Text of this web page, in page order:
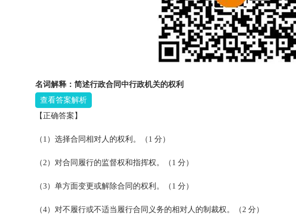
名词解释：简述行政合同中行政机关的权利
查看答案解析
【正确答案】
（1）选择合同相对人的权利。（1 分）
（2）对合同履行的监督权和指挥权。（1 分）
（3）单方面变更或解除合同的权利。（1 分）
（4）对不履行或不适当履行合同义务的相对人的制裁权。（2 分）